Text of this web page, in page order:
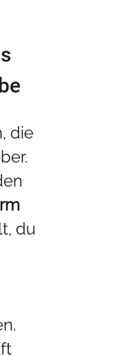
die
du